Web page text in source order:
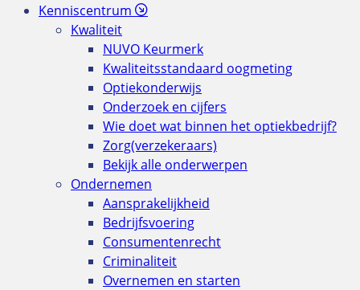
Kenniscentrum
Kwaliteit
NUVO Keurmerk
Kwaliteitsstandaard oogmeting
Optiekonderwijs
Onderzoek en cijfers
Wie doet wat binnen het optiekbedrijf?
Zorg(verzekeraars)
Bekijk alle onderwerpen
Ondernemen
Aansprakelijkheid
Bedrijfsvoering
Consumentenrecht
Criminaliteit
Overnemen en starten